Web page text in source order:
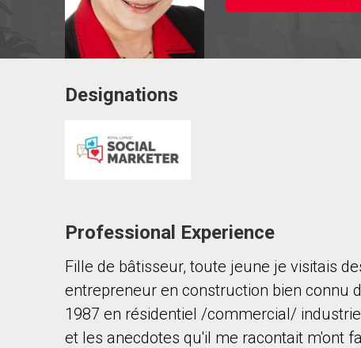
First
and
Phone
Message
Designations
Professional Experience
Fille de bâtisseur, toute jeune je visitais
entrepreneur en construction bien connu
1987 en résidentiel /commercial/
et les anecdotes qu'il me racontait m'ont